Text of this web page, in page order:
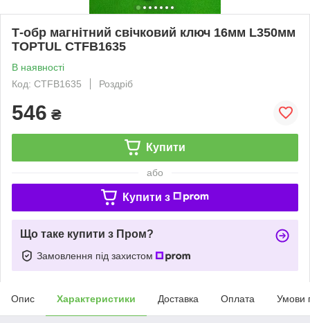
Т-обр магнітний свічковий ключ 16мм L350мм
TOPTUL CTFB1635
В наявності
Код: CTFB1635
Роздріб
546 ₴
Купити
або
Купити з
Що таке купити з Пром?
Замовлення під захистом
Опис Характеристики Доставка Оплата Умови